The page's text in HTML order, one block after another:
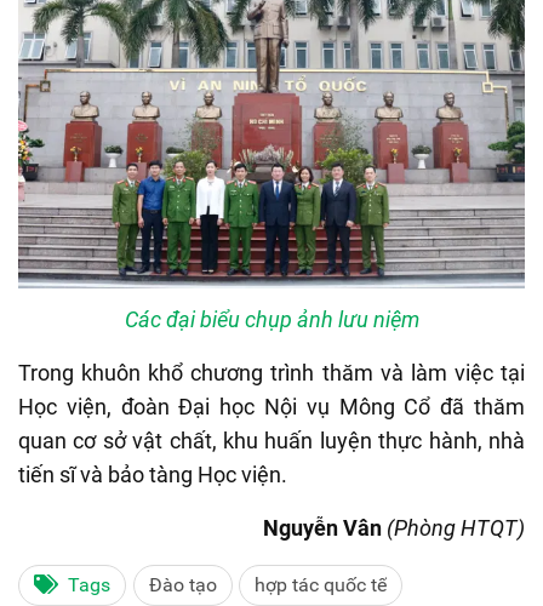
Các đại biểu chụp ảnh lưu niệm
Trong khuôn khổ chương trình thăm và làm việc tại
Học viện, đoàn Đại học Nội vụ Mông Cổ đã thăm
quan cơ sở vật chất, khu huấn luyện thực hành, nhà
tiến sĩ và bảo tàng Học viện.
Nguyễn Vân (Phòng HTQT)
Tags Đào tạo hợp tác quốc tế